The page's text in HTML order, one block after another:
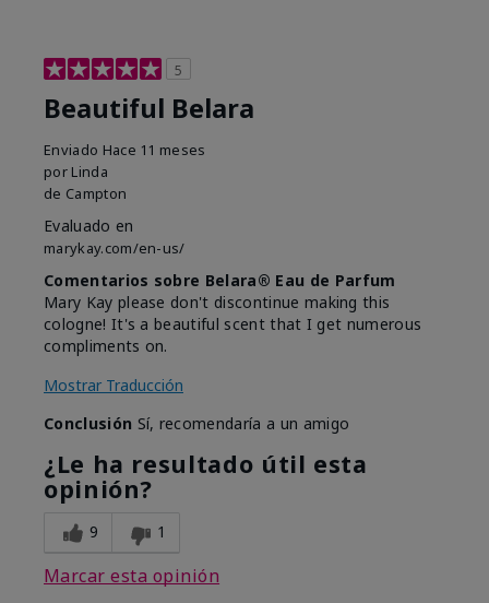
5
Beautiful Belara
Enviado Hace 11 meses
por Linda
de Campton
Evaluado en
marykay.com/en-us/
Comentarios sobre Belara® Eau de Parfum
Mary Kay please don't discontinue making this
cologne! It's a beautiful scent that I get numerous
compliments on.
Mostrar Traducción
Conclusión Sí, recomendaría a un amigo
¿Le ha resultado útil esta
opinión?
9 1
Marcar esta opinión